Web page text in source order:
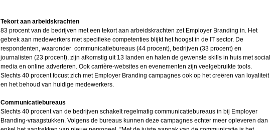
Tekort aan arbeidskrachten
83 procent van de bedrijven met een tekort aan arbeidskrachten zet Employer Branding in. Het
gebrek aan medewerkers met specifieke competenties blijkt het hoogst in de IT sector. De
respondenten, waaronder communicatiebureaus (44 procent), bedrijven (33 procent) en
journalisten (23 procent), zijn afkomstig uit 13 landen en halen de gewenste skills in huis met social
media en online adverteren. Ook carrière-websites en evenementen zijn veelgebruikte tools.
Slechts 40 procent focust zich met Employer Branding campagnes ook op het creëren van loyaliteit
en het behoud van huidige medewerkers.
Communicatiebureaus
Slechts 40 procent van de bedrijven schakelt regelmatig communicatiebureaus in bij Employer
Branding-vraagstukken. Volgens de bureaus kunnen deze campagnes echter meer opleveren dan